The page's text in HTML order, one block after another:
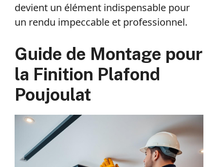
devient un élément indispensable pour
un rendu impeccable et professionnel.
Guide de Montage pour
la Finition Plafond
Poujoulat